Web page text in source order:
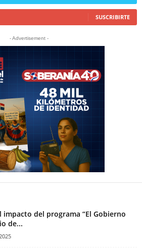
SUSCRIBIRTE
- Advertisement -
impacto del programa “El Gobierno
de...